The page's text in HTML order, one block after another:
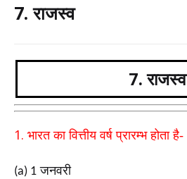
7. राजस्व
7. राजस्व
1. भारत का वित्तीय वर्ष प्रारम्भ होता है-
(a) 1 जनवरी